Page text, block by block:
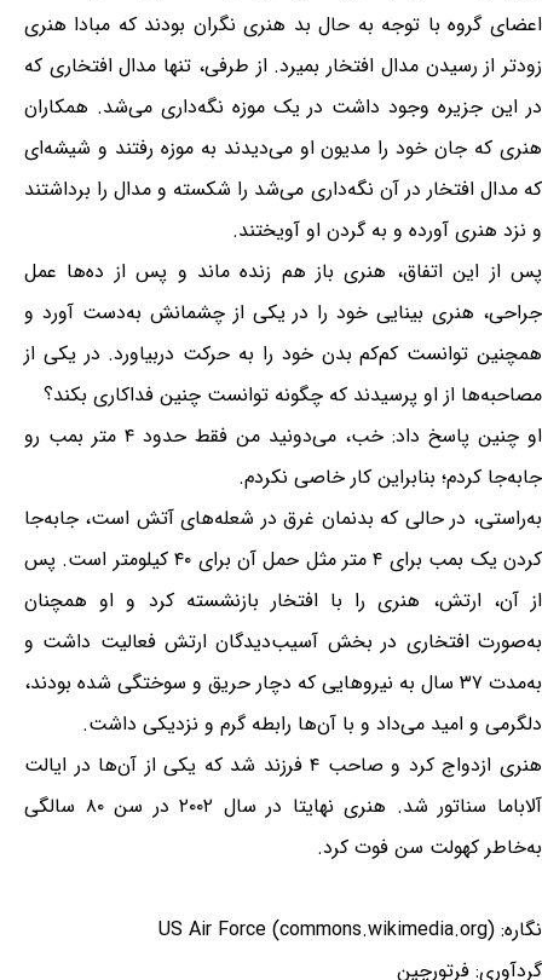
اعضای گروه با توجه به حال بد هنری نگران بودند که مبادا هنری
زودتر از رسیدن مدال افتخار بمیرد. از طرفی، تنها مدال افتخاری که
در این جزیره وجود داشت در یک موزه نگه‌داری می‌شد. همکاران
هنری که جان خود را مدیون او می‌دیدند به موزه رفتند و شیشه‌ای
که مدال افتخار در آن نگه‌داری می‌شد را شکسته و مدال را برداشتند
و نزد هنری آورده و به گردن او آویختند.
پس از این اتفاق، هنری باز هم زنده ماند و پس از ده‌ها عمل
جراحی، هنری بینایی خود را در یکی از چشمانش به‌دست آورد و
همچنین توانست کم‌کم بدن خود را به حرکت دربیاورد. در یکی از
مصاحبه‌ها از او پرسیدند که چگونه توانست چنین فداکاری بکند؟
او چنین پاسخ داد: خب، می‌دونید من فقط حدود ۴ متر بمب رو
جابه‌جا کردم؛ بنابراین کار خاصی نکردم.
به‌راستی، در حالی که بدنمان غرق در شعله‌های آتش است، جابه‌جا
کردن یک بمب برای ۴ متر مثل حمل آن برای ۴۰ کیلومتر است. پس
از آن، ارتش، هنری را با افتخار بازنشسته کرد و او همچنان
به‌صورت افتخاری در بخش آسیب‌دیدگان ارتش فعالیت داشت و
به‌مدت ۳۷ سال به نیروهایی که دچار حریق و سوختگی شده بودند،
دلگرمی و امید می‌داد و با آن‌ها رابطه گرم و نزدیکی داشت.
هنری ازدواج کرد و صاحب ۴ فرزند شد که یکی از آن‌ها در ایالت
آلاباما سناتور شد. هنری نهایتا در سال ۲۰۰۲ در سن ۸۰ سالگی
به‌خاطر کهولت سن فوت کرد.
نگاره: US Air Force (commons.wikimedia.org)
گردآوری: فرتورچین